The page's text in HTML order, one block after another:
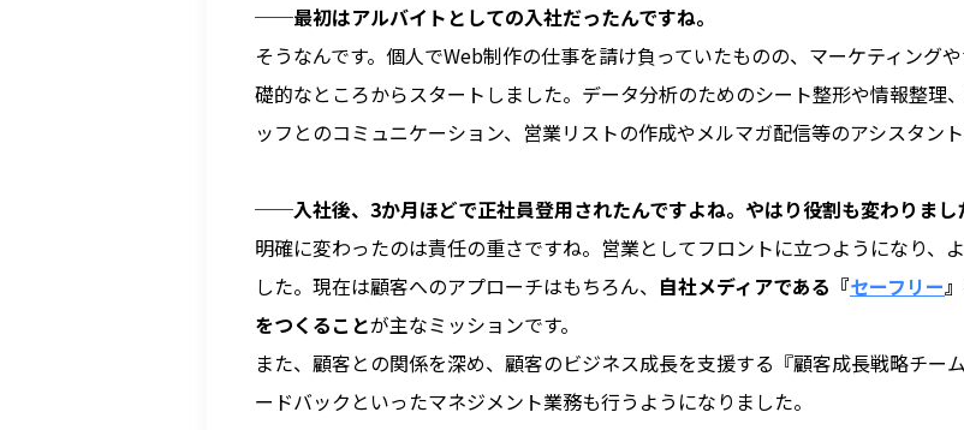
──最初はアルバイトとしての入社だったんですね。
そうなんです。個人でWeb制作の仕事を請け負っていたものの、マーケティング
礎的なところからスタートしました。データ分析のためのシート整形や情報整理
ッフとのコミュニケーション、営業リストの作成やメルマガ配信等のアシスタン
──入社後、 3か月ほどで正社員登用されたんですよね。やはり役割も変わりまし
明確に変わったのは責任の重さですね。営業としてフロントに立つようになり、
した。現在は顧客へのアプローチはもちろん、 自社メディアである『セーフリー
をつくることが主なミッションです。
また、顧客との関係を深め、顧客のビジネス成長を支援する『顧客成長戦略チー
ードバックといったマネジメント業務も行うようになりました。